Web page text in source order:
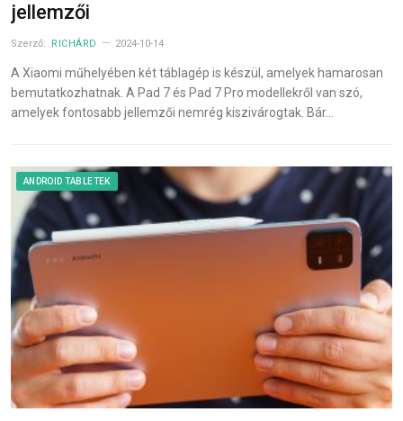
jellemzői
Szerző: RICHÁRD 2024-10-14
A Xiaomi műhelyében két táblagép is készül, amelyek hamarosan
bemutatkozhatnak. A Pad 7 és Pad 7 Pro modellekről van szó,
amelyek fontosabb jellemzői nemrég kiszivárogtak. Bár…
ANDROID TABLETEK